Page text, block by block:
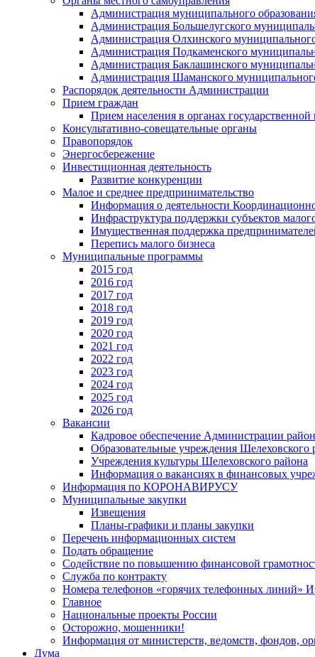
Администрация муниципального
Администрация Большелугского
Администрация Олхинского
Администрация Подкаменского
Администрация Баклашинского
Администрация Шаманского
Распорядок деятельности Администрации
Прием граждан
Прием населения в органах государственной
Консультативно-совещательные органы
Правопорядок
Энергосбережение
Инвестиционная деятельность
Развитие конкуренции
Малое и среднее предпринимательство
Информация о деятельности
Инфраструктура поддержки субъектов
Имущественная поддержка
Перепись малого бизнеса
Муниципальные программы
2015 год
2016 год
2017 год
2018 год
2019 год
2020 год
2021 год
2022 год
2023 год
2024 год
2025 год
2026 год
Вакансии
Кадровое обеспечение Администрации
Образовательные учреждения Шелеховского
Учреждения культуры Шелеховского района
Информация о вакансиях в финансовых
Информация по КОРОНАВИРУСУ
Муниципальные закупки
Извещения
Планы-графики и планы закупки
Перечень информационных систем
Подать обращение
Содействие по повышению финансовой
Служба по контракту
Номера телефонов «горячих телефонных линий»
Главное
Национальные проекты России
Осторожно, мошенники!
Информация от министерств, ведомств, фондов,
Дума